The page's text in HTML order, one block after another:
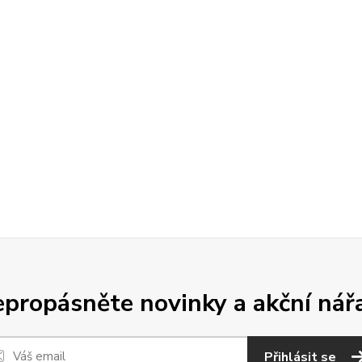
novinky a akční
Přihlásit se